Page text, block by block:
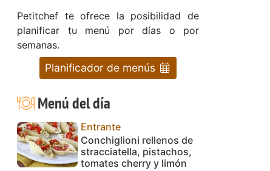
Petitchef te ofrece la posibilidad de
planificar tu menú por días o por
semanas.
Planificador de menús
Menú del día
Entrante
Conchiglioni rellenos de
stracciatella, pistachos,
tomates cherry y limón